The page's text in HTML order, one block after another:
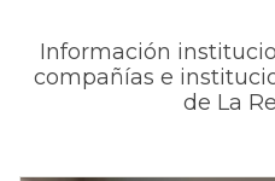
Información
compañías e
de La